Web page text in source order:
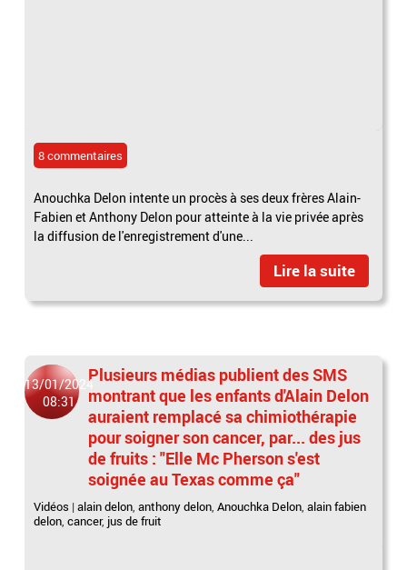
8 commentaires
Anouchka Delon intente un procès à ses deux frères Alain-
Fabien et Anthony Delon pour atteinte à la vie privée après
la diffusion de l'enregistrement d'une...
Lire la suite
13/01/2024
08:31
Plusieurs médias publient des SMS
montrant que les enfants d'Alain Delon
auraient remplacé sa chimiothérapie
pour soigner son cancer, par... des jus
de fruits : "Elle Mc Pherson s'est
soignée au Texas comme ça"
Vidéos |alain delon,anthony delon,Anouchka Delon,alain fabien
delon,cancer, jus de fruit